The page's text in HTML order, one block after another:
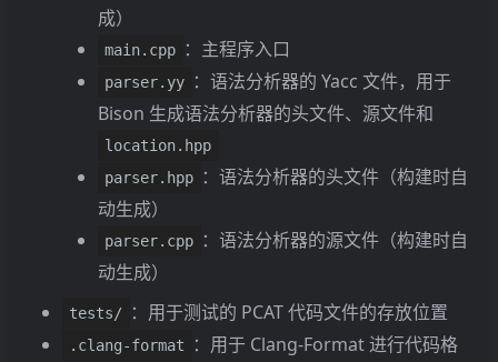
成）
main.cpp ：主程序入口
parser.yy
：语法分析器的 Yacc 文件，用于
Bison 生成语法分析器的头文件、源文件和
location.hpp
parser.hpp
：语法分析器的头文件（构建时自
动生成）
parser.cpp
：语法分析器的源文件（构建时自
动生成）
tests/ ：用于测试的 PCAT 代码文件的存放位置
.clang-format
：用于 Clang-Format 进行代码格